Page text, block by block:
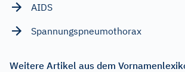
AIDS
Spannungspneumothorax
Weitere Artikel aus dem